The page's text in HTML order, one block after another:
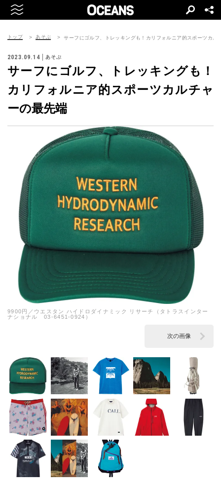
トップ あそぶ サーフにゴルフ、トレッキングも！カリフォルニア的スポーツカル
2023.09.14 あそぶ
サーフにゴルフ、トレッキングも！
カリフォルニア的スポーツカルチャ
ーの最先端
9900円／ウエスタン ハイドロダイナミック リサーチ（タトラスインター
ナショナル 03-6451-0924）
次の画像